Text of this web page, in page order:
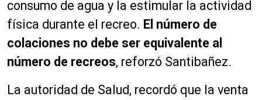
consumo de agua y la estimular la actividad
física durante el recreo. El número de
colaciones no debe ser equivalente al
número de recreos, reforzó Santibañez.
La autoridad de Salud, recordó que la venta